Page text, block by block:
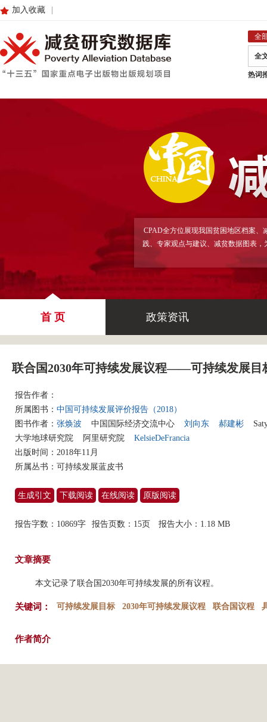
加入收藏
全
全
热词
CPAD全方位展现我国贫困地区档案
践、专家观点与建议、减贫数据图表
首 页 政策资讯
联合国2030年可持续发展议程——可持续发展目
报告作者：
所属图书： 中国可持续发展评价报告（2018）
图书作者： 张焕波 中国国际经济交流中心 刘向东 郝建彬
大学地球研究院
阿里研究院
KelsieDeFrancia
出版时间：2018年11月
所属丛书： 可持续发展蓝皮书
生成引文 下载阅读 在线阅读 原版阅读
报告字数：10869字 报告页数：15页 报告大小： 1.18 MB
文章摘要
本文记录了联合国2030年可持续发展的所有议程。
关键词： 可持续发展目标 2030年可持续发展议程 联合国议程
作者简介